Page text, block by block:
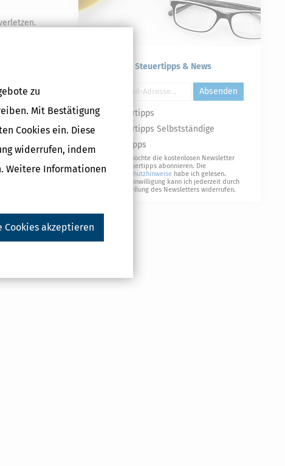
zu
Mit Bestätigung
Cookies ein. Diese
widerrufen, indem
Weitere Informationen
Cookies akzeptieren
Druckversion
Kostenlose Steuertipps & News
Absenden
Steuertipps
Steuertipps Selbstständige
Geldtipps
Ja, ich möchte die kostenlosen Newsletter
von Steuertipps abonnieren. Die
Datenschutzhinweise habe ich gelesen.
Meine Einwilligung kann ich jederzeit durch
Abbestellung des Newsletters widerrufen.